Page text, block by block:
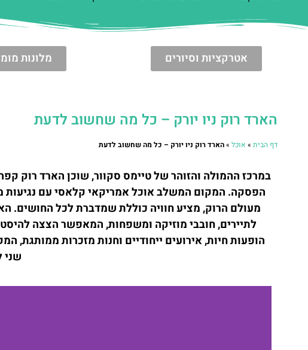
אטרקציות וסיורים מלונות
הארד רוק ניו יורק – כל מה שחשוב לדעת
דף הבית» אוכל»הארד רוק ניו יורק – כל מה שחשוב לדעת
במרכז ההמולה והזוהר של טיימס סקוור, שוכן הארד רוק
הפסקה. המקום המשלב אוכל אמריקאי קלאסי עם נגיעות
מעולם הרוק, מציע חוויה כוללת שמדברת לכל החושים.
לתיירים, חובבי מוזיקה ומשפחות, המאפשר הצצה
הופעות חיות, אירועים ייחודיים וחנות מזכרות ממותגת,
שני